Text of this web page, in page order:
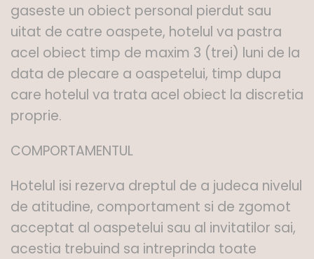
gaseste un obiect personal pierdut sau
uitat de catre oaspete, hotelul va pastra
acel obiect timp de maxim 3 (trei) luni de la
data de plecare a oaspetelui, timp dupa
care hotelul va trata acel obiect la discretia
proprie.
COMPORTAMENTUL
Hotelul isi rezerva dreptul de a judeca nivelul
de atitudine, comportament si de zgomot
acceptat al oaspetelui sau al invitatilor sai,
acestia trebuind sa intreprinda toate